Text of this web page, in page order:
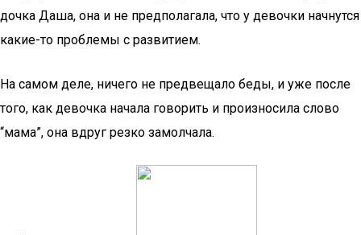
дочка Даша, она и не предполагала, что у девочки начнутся
какие-то проблемы с развитием.
На самом деле, ничего не предвещало беды, и уже после
того, как девочка начала говорить и произносила слово
“мама”, она вдруг резко замолчала.